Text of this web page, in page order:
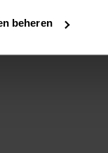
beheren